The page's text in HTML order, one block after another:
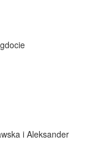
i Aleksander